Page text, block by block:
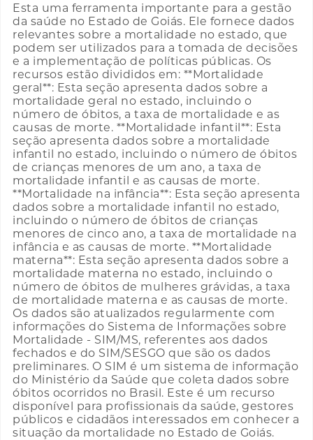
Esta uma ferramenta importante para a gestão
da saúde no Estado de Goiás. Ele fornece dados
relevantes sobre a mortalidade no estado, que
podem ser utilizados para a tomada de decisões
e a implementação de políticas públicas. Os
recursos estão divididos em: **Mortalidade
geral**: Esta seção apresenta dados sobre a
mortalidade geral no estado, incluindo o
número de óbitos, a taxa de mortalidade e as
causas de morte. **Mortalidade infantil**: Esta
seção apresenta dados sobre a mortalidade
infantil no estado, incluindo o número de óbitos
de crianças menores de um ano, a taxa de
mortalidade infantil e as causas de morte.
**Mortalidade na infância**: Esta seção apresenta
dados sobre a mortalidade infantil no estado,
incluindo o número de óbitos de crianças
menores de cinco ano, a taxa de mortalidade na
infância e as causas de morte. **Mortalidade
materna**: Esta seção apresenta dados sobre a
mortalidade materna no estado, incluindo o
número de óbitos de mulheres grávidas, a taxa
de mortalidade materna e as causas de morte.
Os dados são atualizados regularmente com
informações do Sistema de Informações sobre
Mortalidade - SIM/MS, referentes aos dados
fechados e do SIM/SESGO que são os dados
preliminares. O SIM é um sistema de informação
do Ministério da Saúde que coleta dados sobre
óbitos ocorridos no Brasil. Este é um recurso
disponível para profissionais da saúde, gestores
públicos e cidadãos interessados em conhecer a
situação da mortalidade no Estado de Goiás.